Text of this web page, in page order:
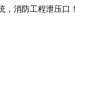
消防工程泄压口！